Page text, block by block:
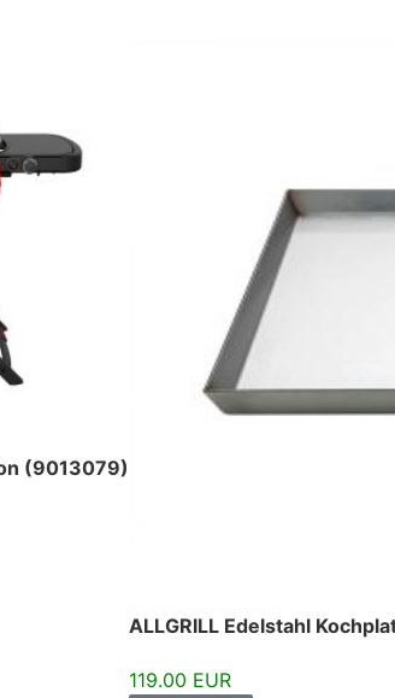
(9013079)
ALLGRILL Edelstahl
119.00 EUR